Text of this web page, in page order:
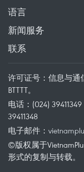
语言
新闻服务
联系
许可证号：信息与通
BTTTT。
电话：(024)
39411348
电子邮件：
©版权属于
形式的复制与转载。